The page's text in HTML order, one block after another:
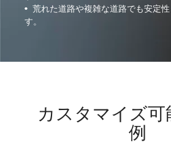
•
荒れた道路や複雑な道路でも安定
す。
カスタマイズ
例